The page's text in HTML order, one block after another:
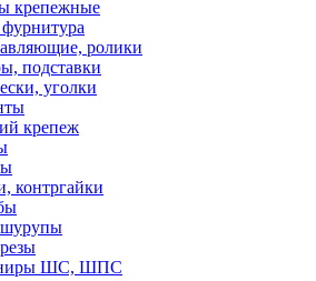
крепежные
ролики
подставки
уголки
крепеж
контргайки
ШС, ШПС